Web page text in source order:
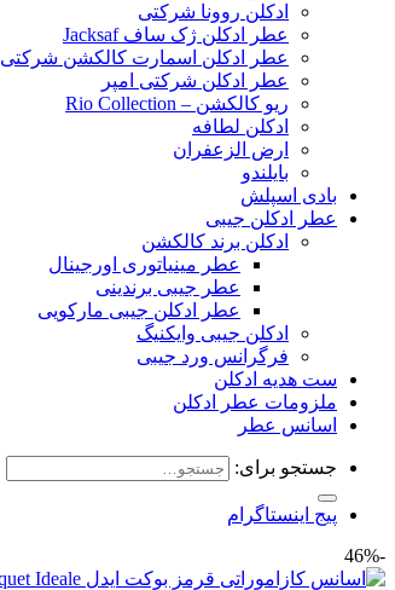
ادکلن روونا شرکتی
عطر ادکلن ژک‌ ساف Jacksaf
عطر ادکلن اسمارت کالکشن شرکتی
عطر ادکلن شرکتی امپر
ریو کالکشن – Rio Collection
ادکلن لطافه
ارض الزعفران
بایلندو
بادی اسپلش
عطر ادکلن جیبی
ادکلن برند کالکشن
عطر مینیاتوری اورجینال
عطر جیبی برندینی
عطر ادکلن جیبی مارکویی
ادکلن جیبی وایکنیگ
فرگرانس ورد جیبی
ست هدیه ادکلن
ملزومات عطر ادکلن
اسانس عطر
جستجو برای:
پیج اینستاگرام
-46%